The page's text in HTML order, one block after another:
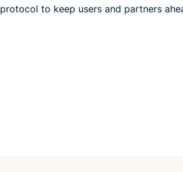
protocol to keep users and partners